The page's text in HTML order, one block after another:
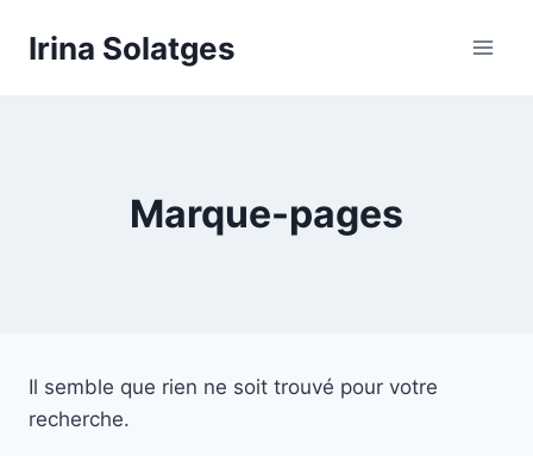
Irina Solatges
Marque-pages
Il semble que rien ne soit trouvé pour votre
recherche.